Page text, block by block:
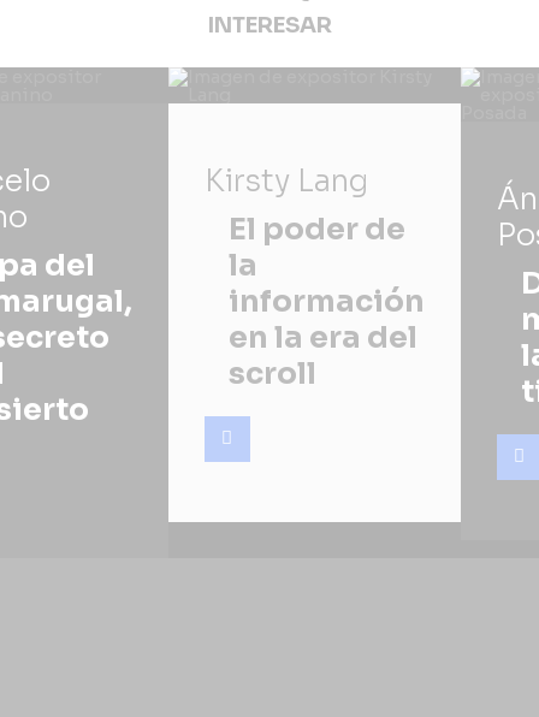
INTERESAR
del
Kirsty Lang
El poder de
la
información
en la era del
scroll